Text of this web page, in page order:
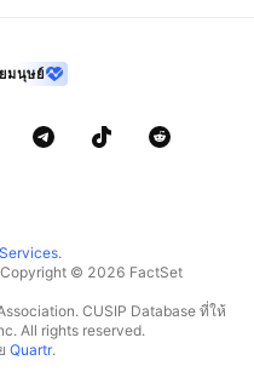
มนุษย์
.
Copyright © 2026 FactSet
CUSIP Database ที่ให้
All rights reserved.
Quartr.